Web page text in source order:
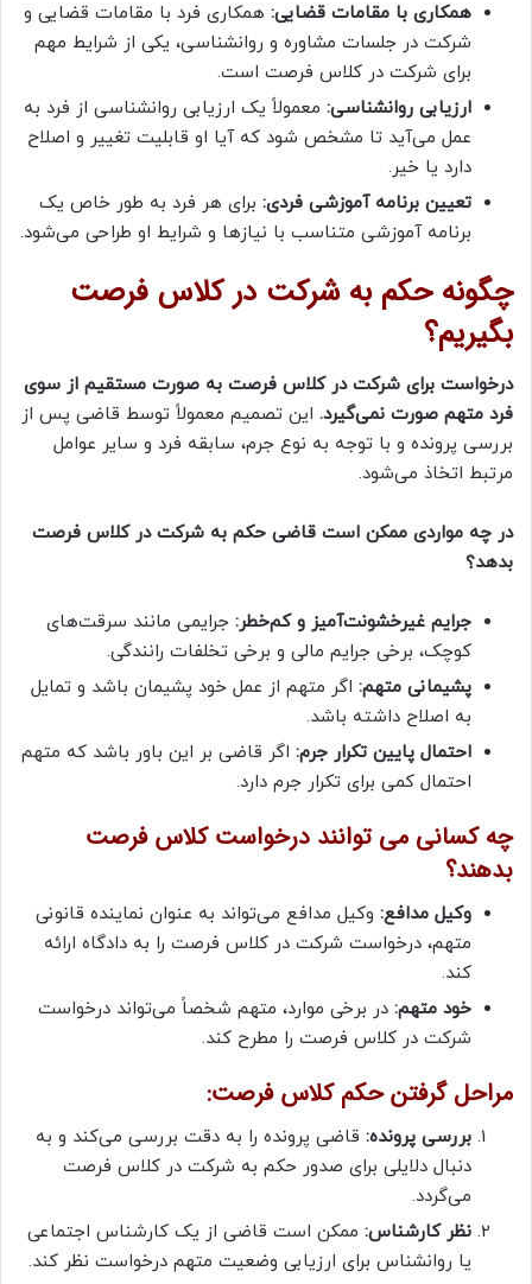
همکاری با مقامات قضایی: همکاری فرد با مقامات قضایی و
شرکت در جلسات مشاوره و روانشناسی، یکی از شرایط مهم
برای شرکت در کلاس فرصت است.
ارزیابی روانشناسی: معمولاً یک ارزیابی روانشناسی از فرد به
عمل می‌آید تا مشخص شود که آیا او قابلیت تغییر و اصلاح
دارد یا خیر.
تعیین برنامه آموزشی فردی: برای هر فرد به طور خاص یک
برنامه آموزشی متناسب با نیازها و شرایط او طراحی می‌شود.
چگونه حکم به شرکت در کلاس فرصت
بگیریم؟
درخواست برای شرکت در کلاس فرصت به صورت مستقیم از سوی
فرد متهم صورت نمی‌گیرد. این تصمیم معمولاً توسط قاضی پس از
بررسی پرونده و با توجه به نوع جرم، سابقه فرد و سایر عوامل
مرتبط اتخاذ می‌شود.
در چه مواردی ممکن است قاضی حکم به شرکت در کلاس فرصت
بدهد؟
جرایم غیرخشونت‌آمیز و کم‌خطر: جرایمی مانند سرقت‌های
کوچک، برخی جرایم مالی و برخی تخلفات رانندگی.
پشیمانی متهم: اگر متهم از عمل خود پشیمان باشد و تمایل
به اصلاح داشته باشد.
احتمال پایین تکرار جرم: اگر قاضی بر این باور باشد که متهم
احتمال کمی برای تکرار جرم دارد.
چه کسانی می توانند درخواست کلاس فرصت
بدهند؟
وکیل مدافع: وکیل مدافع می‌تواند به عنوان نماینده قانونی
متهم، درخواست شرکت در کلاس فرصت را به دادگاه ارائه
کند.
خود متهم: در برخی موارد، متهم شخصاً می‌تواند درخواست
شرکت در کلاس فرصت را مطرح کند.
مراحل گرفتن حکم کلاس فرصت:
بررسی پرونده: قاضی پرونده را به دقت بررسی می‌کند و به
دنبال دلایلی برای صدور حکم به شرکت در کلاس فرصت
می‌گردد.
نظر کارشناس: ممکن است قاضی از یک کارشناس اجتماعی
یا روانشناس برای ارزیابی وضعیت متهم درخواست نظر کند.